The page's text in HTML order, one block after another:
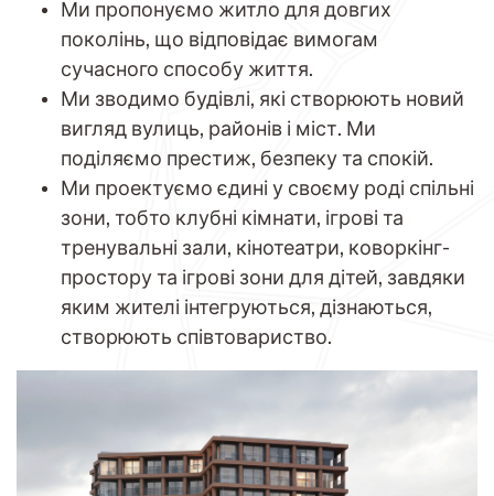
Ми пропонуємо житло для довгих
поколінь, що відповідає вимогам
сучасного способу життя.
Ми зводимо будівлі, які створюють новий
вигляд вулиць, районів і міст. Ми
поділяємо престиж, безпеку та спокій.
Ми проектуємо єдині у своєму роді спільні
зони, тобто клубні кімнати, ігрові та
тренувальні зали, кінотеатри, коворкінг-
простору та ігрові зони для дітей, завдяки
яким жителі інтегруються, дізнаються,
створюють співтовариство.